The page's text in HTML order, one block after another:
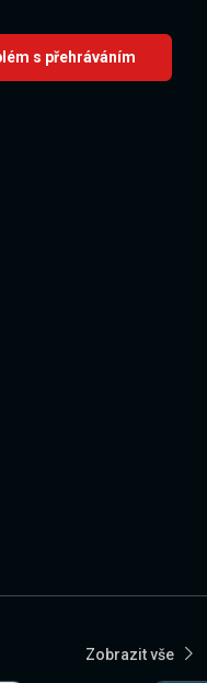
s přehráváním
Zobrazit vše